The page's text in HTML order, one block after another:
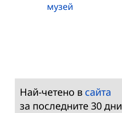
музей
Най-четено в сайта
за последните 30 дни